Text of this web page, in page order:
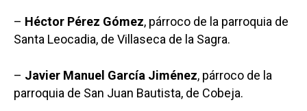
– Héctor Pérez Gómez, párroco de la parroquia de
Santa Leocadia, de Villaseca de la Sagra.
– Javier Manuel García Jiménez, párroco de la
parroquia de San Juan Bautista, de Cobeja.